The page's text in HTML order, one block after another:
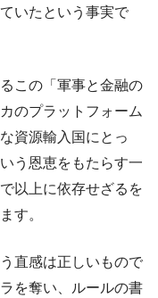
いたという事実で
この「軍事と金融の
のプラットフォーム
資源輸入国にとっ
う恩恵をもたらす一
以上に依存せざるを
す。
直感は正しいもので
を奪い、ルールの書